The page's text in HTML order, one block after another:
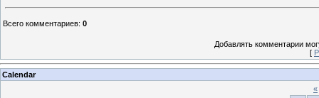
Всего комментариев: 0
Добавлять комментарии
[
Calendar
«